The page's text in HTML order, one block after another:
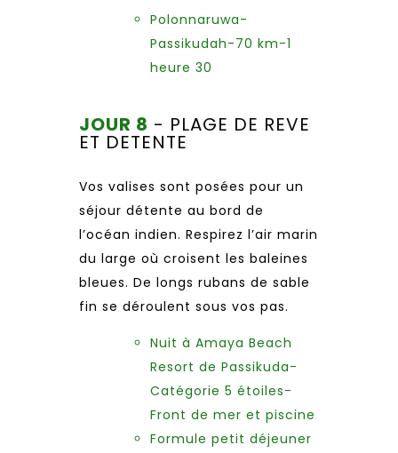
Polonnaruwa-
Passikudah-70 km-1
heure 30
JOUR 8 - PLAGE DE REVE
ET DETENTE
Vos valises sont posées pour un
séjour détente au bord de
l’océan indien. Respirez l’air marin
du large où croisent les baleines
bleues. De longs rubans de sable
fin se déroulent sous vos pas.
Nuit à Amaya Beach
Resort de Passikuda-
Catégorie 5 étoiles-
Front de mer et piscine
Formule petit déjeuner